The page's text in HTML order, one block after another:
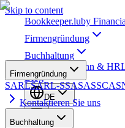
Skip to content
Bookkeeper.luby
Firmengründung
Buchhaltung
Steuerwesen Lohn & HR
Blog
DE
Firmengründung
SARLSARL-SSASASSCA
Kontaktieren Sie uns
Buchhaltung